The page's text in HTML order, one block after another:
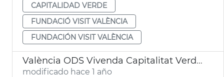
CAPITALIDAD VERDE
FUNDACIÓ VISIT VALÈNCIA
FUNDACIÓN VISIT VALÈNCIA
València ODS Vivenda Capitalitat Verda Europea
modificado hace 1 año